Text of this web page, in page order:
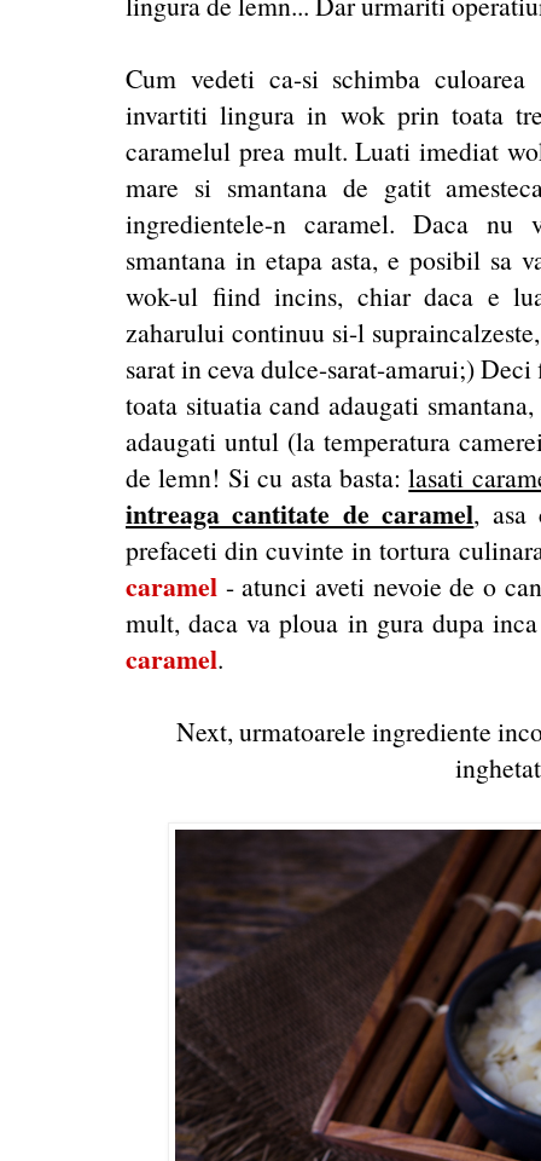
Cum vedeti ca-si schimba
invartiti lingura in wok prin toata
caramelul prea mult. Luati imediat
mare si smantana de gatit
ingredientele-n caramel. Daca
smantana in etapa asta, e posibil sa
wok-ul fiind incins, chiar daca e
zaharului continuu si-l
sarat in ceva dulce-sarat-amarui;)
toata situatia cand adaugati
adaugati untul (la temperatura
de lemn! Si cu asta basta:lasati
intreaga cantitate de caramel, asa
prefaceti din cuvinte in tortura
caramel - atunci aveti nevoie de o
mult, daca va ploua in gura dupa
caramel.
Next, urmatoarele ingrediente